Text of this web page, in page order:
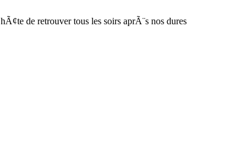
de retrouver tous les soirs aprÃ¨s nos dures